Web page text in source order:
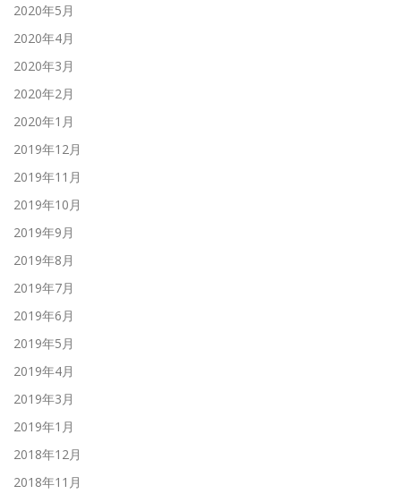
2020年5月
2020年4月
2020年3月
2020年2月
2020年1月
2019年12月
2019年11月
2019年10月
2019年9月
2019年8月
2019年7月
2019年6月
2019年5月
2019年4月
2019年3月
2019年1月
2018年12月
2018年11月